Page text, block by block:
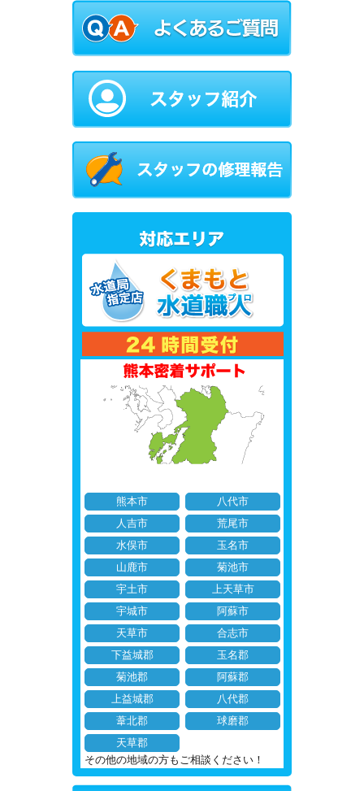
熊本市
八代市
人吉市
荒尾市
水俣市
玉名市
山鹿市
菊池市
宇土市
上天草市
宇城市
阿蘇市
天草市
合志市
下益城郡
玉名郡
菊池郡
阿蘇郡
上益城郡
八代郡
葦北郡
球磨郡
天草郡
その他の地域の方もご相談ください！